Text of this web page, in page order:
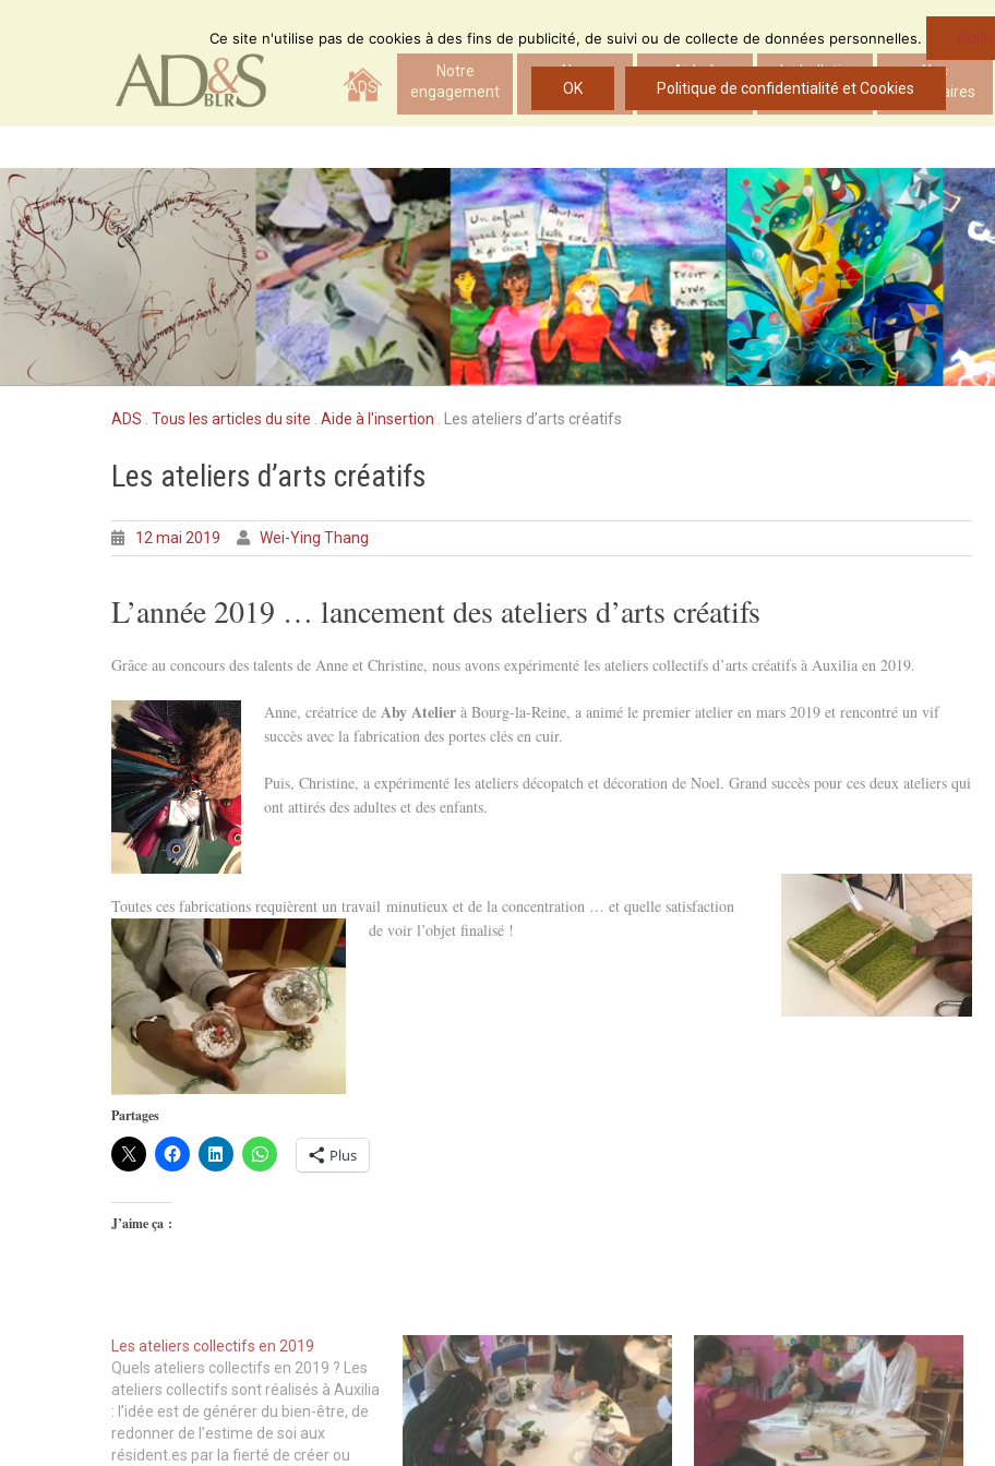
ADS
Notre
engagement
Nos
actions
Aide à
l’insertion
Le bulletin
d’ADS
Nos
partenaires
ADS Tous les articles du site Aide à l'insertion Les ateliers d’arts créatifs
Les ateliers d’arts créatifs
12 mai 2019 Wei-Ying Thang
L’année 2019 … lancement des ateliers d’arts créatifs
Grâce au concours des talents de Anne et Christine, nous avons expérimenté les ateliers collectifs d’arts créatifs à Auxilia en 2019.
Anne, créatrice de Aby Atelier à Bourg-la-Reine, a animé le premier atelier en mars 2019 et rencontré un vif
succès avec la fabrication des portes clés en cuir.
Puis, Christine, a expérimenté les ateliers décopatch et décoration de Noel. Grand succès pour ces deux ateliers qui
ont attirés des adultes et des enfants.
Toutes ces fabrications requièrent un travail minutieux et de la concentration … et quelle satisfaction
de voir l’objet finalisé !
Partages
Plus
J’aime ça :
Les ateliers collectifs en 2019
Quels ateliers collectifs en 2019 ? Les
ateliers collectifs sont réalisés à Auxilia
: l’idée est de générer du bien-être, de
redonner de l’estime de soi aux
résident.es par la fierté de créer ou
Ce site n'utilise pas de cookies à des fins de publicité, de suivi ou de collecte de données personnelles.
OK Politique de confidentialité et Cookies